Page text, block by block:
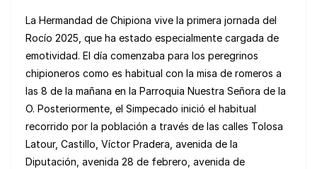
at
s
A
p
p
c
e
b
o
o
k
ail e
gr
a
m
e
s
k
y
C
h
at
n
e
a
m
e
m
ar
tir
La Hermandad de Chipiona vive la primera jornada del
Rocío 2025, que ha estado especialmente cargada de
emotividad. El día comenzaba para los peregrinos
chipioneros como es habitual con la misa de romeros a
las 8 de la mañana en la Parroquia Nuestra Señora de la
O. Posteriormente, el Simpecado inició el habitual
recorrido por la población a través de las calles Tolosa
Latour, Castillo, Víctor Pradera, avenida de la
Diputación, avenida 28 de febrero, avenida de